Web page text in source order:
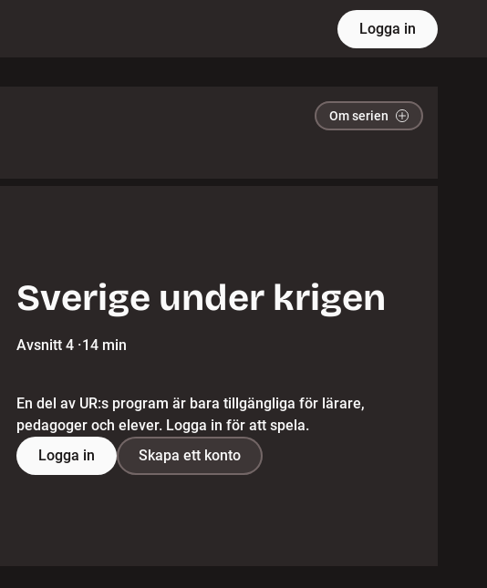
Logga in
Om serien
Sverige under krigen
Avsnitt 4 ·14 min
En del av UR:s program är bara tillgängliga för lärare,
pedagoger och elever. Logga in för att spela.
Logga in
Skapa ett konto